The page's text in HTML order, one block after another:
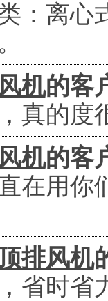
：离心
机的客
真的度
机的客
在用你
排风机
省时省